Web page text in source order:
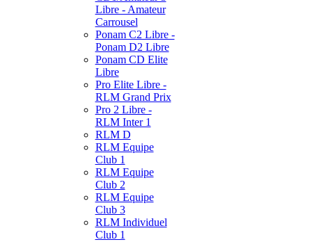
Libre - Amateur
Carrousel
Ponam C2 Libre -
Ponam D2 Libre
Ponam CD Elite
Libre
Pro Elite Libre -
RLM Grand Prix
Pro 2 Libre -
RLM Inter 1
RLM D
RLM Equipe
Club 1
RLM Equipe
Club 2
RLM Equipe
Club 3
RLM Individuel
Club 1